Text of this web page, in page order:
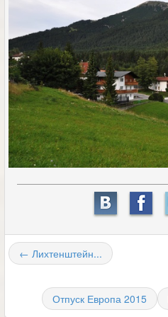
← Лихтенштейн...
Отпуск Европа 2015